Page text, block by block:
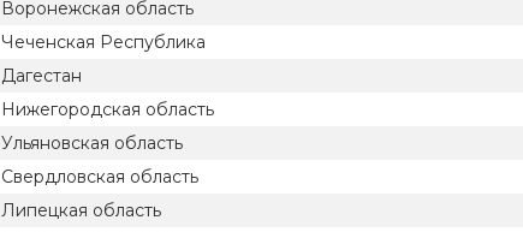
Воронежская область
Чеченская Республика
Дагестан
Нижегородская область
Ульяновская область
Свердловская область
Липецкая область